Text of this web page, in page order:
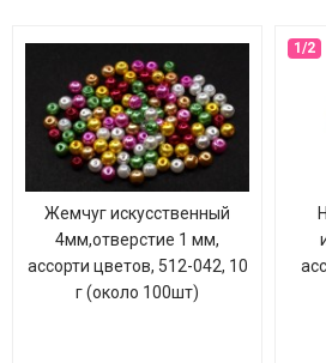
Жемчуг искусственный
4мм,отверстие 1 мм,
ассорти цветов, 512-042, 10
г (около 100шт)